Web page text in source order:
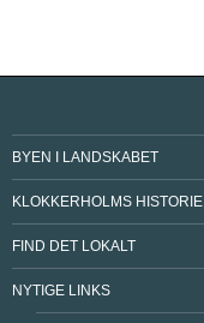
BYEN I LANDSKABET
KLOKKERHOLMS HISTORIE
FIND DET LOKALT
NYTIGE LINKS